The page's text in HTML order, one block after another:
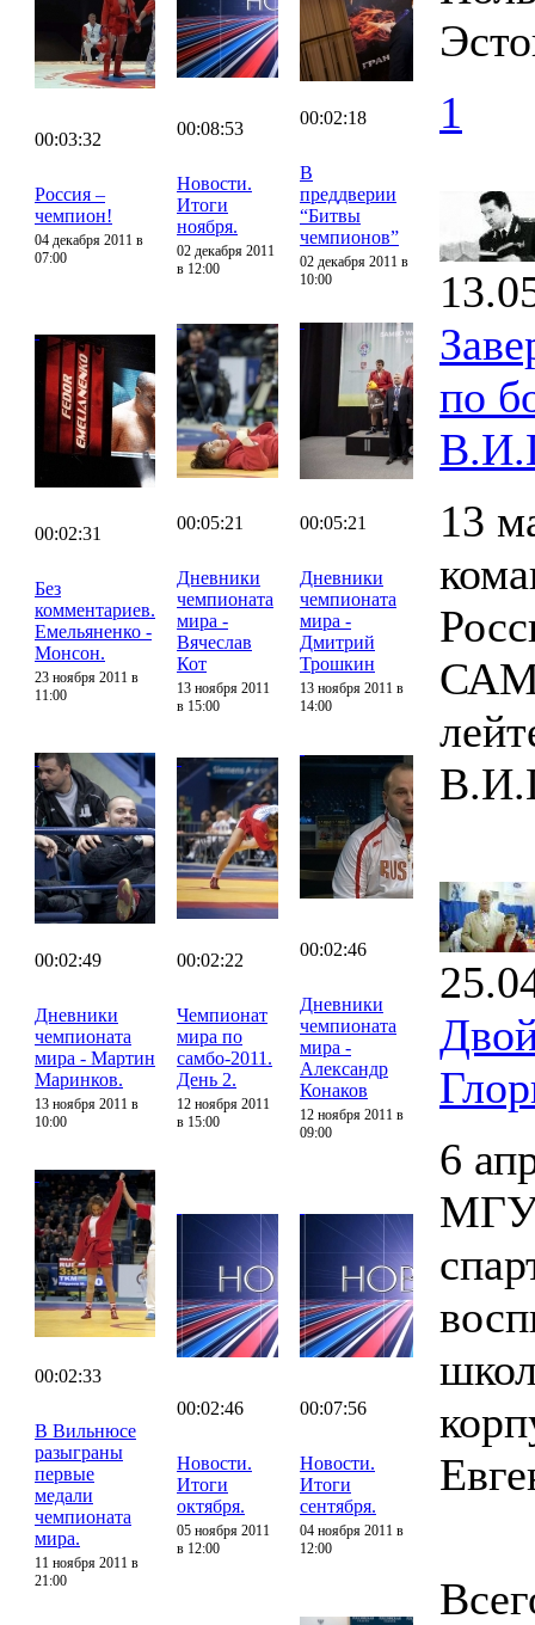
00:03:32
Россия –
чемпион!
04 декабря 2011 в
07:00
00:08:53
Новости.
Итоги
ноября.
02 декабря 2011
в 12:00
00:02:18
В
преддверии
“Битвы
чемпионов”
02 декабря 2011 в
10:00
00:02:31
Без
комментариев.
Емельяненко -
Монсон.
23 ноября 2011 в
11:00
00:05:21
Дневники
чемпионата
мира -
Вячеслав
Кот
13 ноября 2011
в 15:00
00:05:21
Дневники
чемпионата
мира -
Дмитрий
Трошкин
13 ноября 2011 в
14:00
00:02:49
Дневники
чемпионата
мира - Мартин
Маринков.
13 ноября 2011 в
10:00
00:02:22
Чемпионат
мира по
самбо-2011.
День 2.
12 ноября 2011
в 15:00
00:02:46
Дневники
чемпионата
мира -
Александр
Конаков
12 ноября 2011 в
09:00
00:02:33
В Вильнюсе
разыграны
первые
медали
чемпионата
мира.
11 ноября 2011 в
21:00
00:02:46
Новости.
Итоги
октября.
05 ноября 2011
в 12:00
00:07:56
Новости.
Итоги
сентября.
04 ноября 2011 в
12:00
1
по
13
6